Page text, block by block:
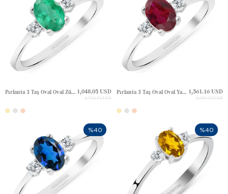
Pırlanta 3 Taş Oval Oval Zümrüt Altın Yüzük 1,048.05 USD
1,746.75 USD
Pırlanta 3 Taş Oval Oval Yakut Altın Yüzük 1,561.16 USD
2,601.93 USD
%40 %40